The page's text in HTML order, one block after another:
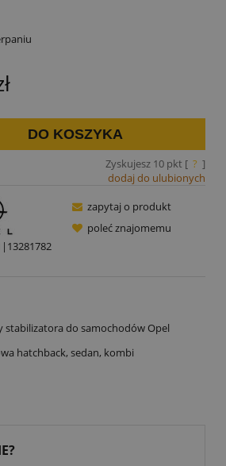
DO KOSZYKA
Zyskujesz 10pkt [ ? ]
dodaj do ulubionych
zapytaj o produkt
poleć znajomemu
stabilizatora do samochodów Opel
hatchback, sedan, kombi